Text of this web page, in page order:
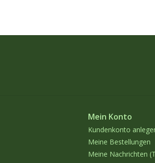
Mein Konto
Kundenkonto
Meine Bestellungen
Meine Nachrichten